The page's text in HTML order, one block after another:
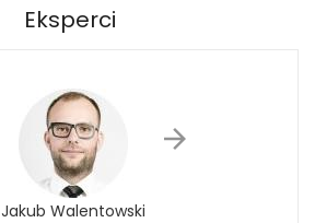
Eksperci
Jakub Walentowski